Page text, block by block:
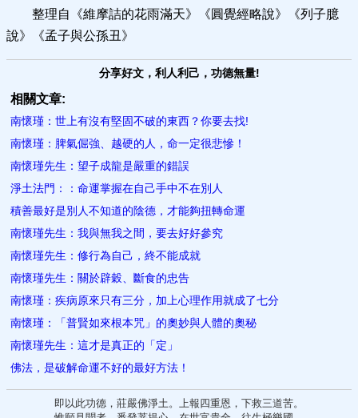
整理自《維摩詰的花雨滿天》《圓覺經略說》《列子臆
說》《孟子與公孫丑》
分享好文，利人利己，功德無量!
相關文章:
南懷瑾：世上有沒有堅固不破的東西？你要去找!
南懷瑾：脾氣倔強、越硬的人，命一定很悲慘！
南懷瑾先生：望子成龍是嚴重的錯誤
淨土法門：：命運掌握在自己手中不在別人
積善最好是別人不知道的陰德，才能夠扭轉命運
南懷瑾先生：我與無我之間，要去好好參究
南懷瑾先生：修行為自己，終不能成就
南懷瑾先生：關於辟穀、斷食的忠告
南懷瑾：疾病原來只有三分，加上心理作用就成了七分
南懷瑾：「普賢如來根本咒」的奧妙與人體的奧秘
南懷瑾先生：這才是真正的「定」
佛法，是破解命運不好的最好方法！
即以此功德，莊嚴佛淨土。上報四重恩，下救三道苦。